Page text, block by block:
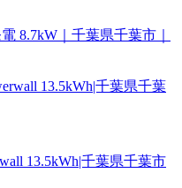
8.7kW｜千葉県千葉市｜
13.5kWh|千葉県千葉市